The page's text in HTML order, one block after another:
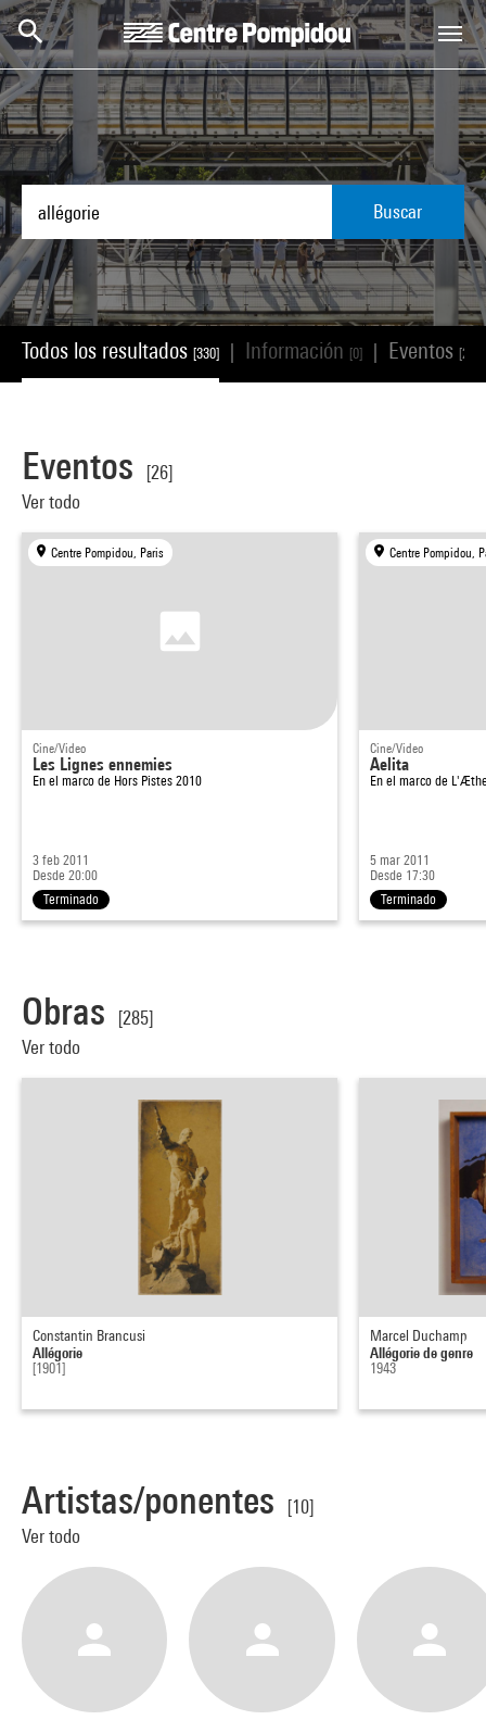
Skip to main content
Centre Pompidou
Buscar
Todos los resultados [330] Información [0] Eventos [26]
Eventos
[26]
Ver todo
Centre Pompidou, Paris
Cine/Video
Les Lignes ennemies
En el marco de Hors Pistes 2010
3 feb 2011
Desde 20:00
Terminado
Centre Pompidou,
Cine/Video
Aelita
En el marco de
5 mar 2011
Desde 17:30
Terminado
Obras
[285]
Ver todo
Constantin Brancusi
Allégorie
[1901]
Marcel Duchamp
Allégorie de genre
1943
Artistas/ponentes
[10]
Ver todo